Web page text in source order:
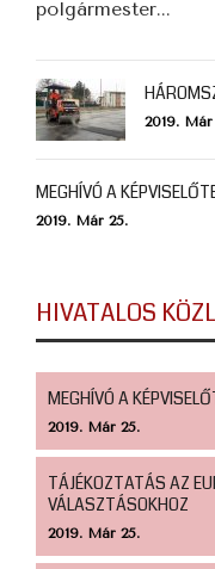
polgármester...
2019. Már
MEGHÍVÓ A
2019. Már 25.
HIVATALOS
MEGHÍVÓ A
2019. Már 25.
TÁJÉKOZTATÁS AZ
VÁLASZTÁSOKHOZ
2019. Már 25.